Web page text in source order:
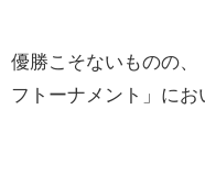
優勝こそないものの
フトーナメント」にお